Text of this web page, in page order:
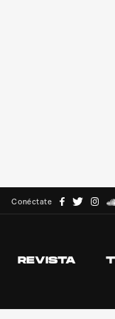
Conéctate
REVISTA